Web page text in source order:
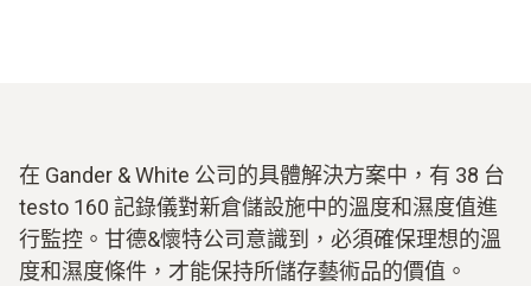
在 Gander & White 公司的具體解決方案中，有 38 台
testo 160 記錄儀對新倉儲設施中的溫度和濕度值進
行監控。甘德&懷特公司意識到，必須確保理想的溫
度和濕度條件，才能保持所儲存藝術品的價值。